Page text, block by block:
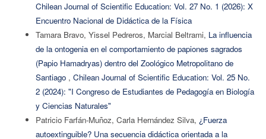
Chilean Journal of Scientific Education: Vol. 27 No. 1 (2026): X
Encuentro Nacional de Didáctica de la Física
Tamara Bravo, Yissel Pedreros, Marcial Beltrami, La influencia
de la ontogenia en el comportamiento de papiones sagrados
(Papio Hamadryas) dentro del Zoológico Metropolitano de
Santiago , Chilean Journal of Scientific Education: Vol. 25 No.
2 (2024): "I Congreso de Estudiantes de Pedagogía en Biología
y Ciencias Naturales"
Patricio Farfán-Muñoz, Carla Hernández Silva, ¿Fuerza
autoextinguible? Una secuencia didáctica orientada a la